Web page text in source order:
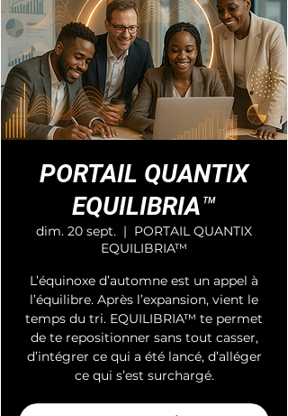
PORTAIL QUANTIX
EQUILIBRIA™
dim. 20 sept.
  |
PORTAIL QUANTIX
EQUILIBRIA™
L’équinoxe d’automne est un appel à
l’équilibre. Après l’expansion, vient le
temps du tri. EQUILIBRIA™ te permet
de te repositionner sans tout casser,
d’intégrer ce qui a été lancé, d’alléger
ce qui s’est surchargé.